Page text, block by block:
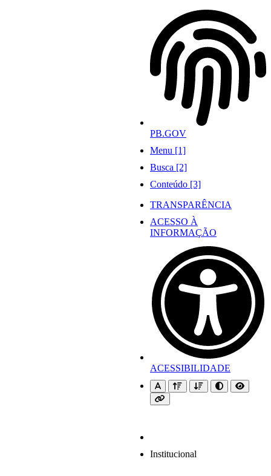
PB.GOV
Menu [1]
Busca [2]
Conteúdo [3]
TRANSPARÊNCIA
ACESSO À
INFORMAÇÃO
ACESSIBILIDADE
Institucional